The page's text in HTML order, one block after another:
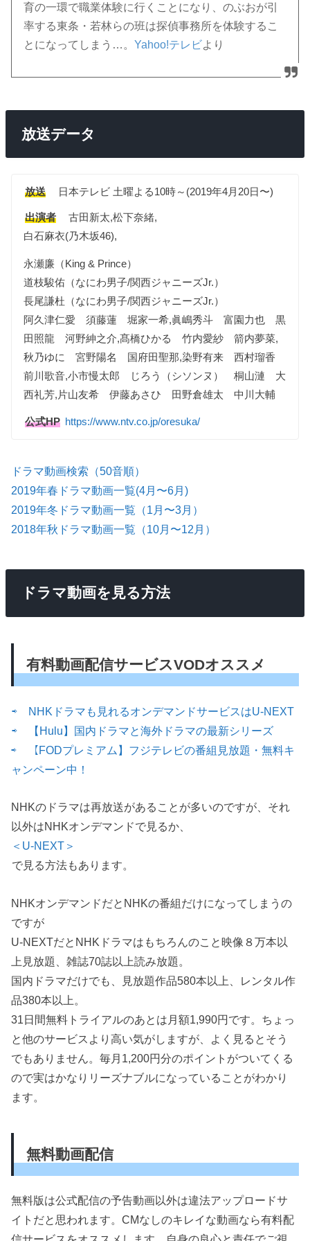
育の一環で職業体験に行くことになり、のぶおが引
率する東条・若林らの班は探偵事務所を体験するこ
とになってしまう…。Yahoo!テレビより
放送データ
放送 日本テレビ 土曜よる10時～(2019年4月20日〜)
出演者
古田新太,松下奈緒,
白石麻衣(乃木坂46),
永瀬廉（King & Prince）
道枝駿佑（なにわ男子/関西ジャニーズJr.）
長尾謙杜（なにわ男子/関西ジャニーズJr.）
阿久津仁愛 須藤蓮 堀家一希,眞嶋秀斗 富園力也 黒
田照龍 河野紳之介,髙橋ひかる 竹内愛紗 箭内夢菜,
秋乃ゆに 宮野陽名 国府田聖那,染野有来 西村瑠香
前川歌音,小市慢太郎 じろう（シソンヌ） 桐山漣 大
西礼芳,片山友希 伊藤あさひ 田野倉雄太 中川大輔
公式HP https://www.ntv.co.jp/oresuka/
ドラマ動画検索（50音順）
2019年春ドラマ動画一覧(4月〜6月)
2019年冬ドラマ動画一覧（1月〜3月）
2018年秋ドラマ動画一覧（10月〜12月）
ドラマ動画を見る方法
有料動画配信サービスVODオススメ
⇨ NHKドラマも見れるオンデマンドサービスはU-NEXT
⇨ 【Hulu】国内ドラマと海外ドラマの最新シリーズ
⇨ 【FODプレミアム】フジテレビの番組見放題・無料キ
ャンペーン中！
NHKのドラマは再放送があることが多いのですが、それ
以外はNHKオンデマンドで見るか、
＜U-NEXT＞
で見る方法もあります。
NHKオンデマンドだとNHKの番組だけになってしまうの
ですが
U-NEXTだとNHKドラマはもちろんのこと映像８万本以
上見放題、雑誌70誌以上読み放題。
国内ドラマだけでも、見放題作品580本以上、レンタル作
品380本以上。
31日間無料トライアルのあとは月額1,990円です。ちょっ
と他のサービスより高い気がしますが、よく見るとそう
でもありません。毎月1,200円分のポイントがついてくる
ので実はかなりリーズナブルになっていることがわかり
ます。
無料動画配信
無料版は公式配信の予告動画以外は違法アップロードサ
イトだと思われます。CMなしのキレイな動画なら有料配